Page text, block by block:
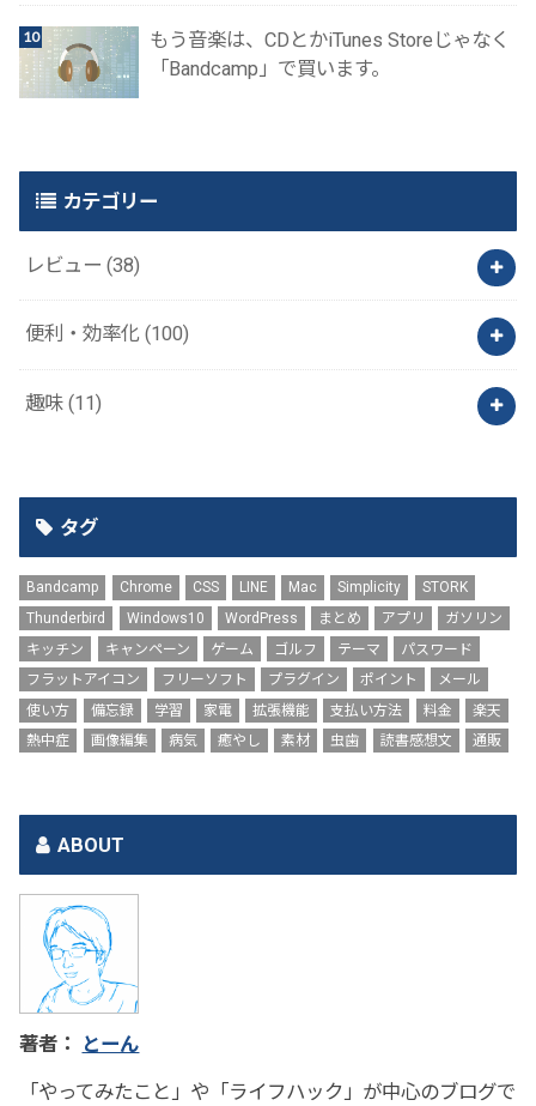
もう音楽は、CDとかiTunes Storeじゃなく
「Bandcamp」で買います。
カテゴリー
レビュー(38)
便利・効率化(100)
趣味(11)
タグ
Bandcamp Chrome CSS LINE Mac Simplicity
STORK
Thunderbird
Windows10 WordPress まとめ アプリ
ガソリン
キッチン
キャンペーン ゲーム ゴルフ テーマ
パスワード
フラットアイコン
フリーソフト プラグイン ポイント
メール
使い方
備忘録 学習 家電 拡張機能 支払い方法 料金
楽天
熱中症
画像編集 病気 癒やし 素材 虫歯 読書感想文 通販
ABOUT
著者： とーん
「やってみたこと」や「ライフハック」が中心のブログで